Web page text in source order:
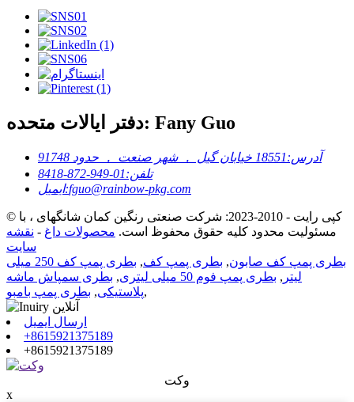
دفتر ایالات متحده: Fany Guo
آدرس:18551 خیابان گیل ， شهر صنعت ， حدود 91748
تلفن:01-949-872-8418
ایمیل:fguo@rainbow-pkg.com
© کپی رایت - 2010-2023: شرکت صنعتی رنگین کمان شانگهای ، با
مسئولیت محدود کلیه حقوق محفوظ است. محصولات داغ - نقشه
سایت
بطری پمپ کف صابون, بطری پمپ کف,
بطری پمپ کف 250 میلی
لیتر , بطری پمپ فوم 50 میلی لیتری , بطری سمپاش ماشه
پلاستیکی, بطری پمپ بامبو ,
ارسال ایمیل
+8615921375189
+8615921375189
وکت
x